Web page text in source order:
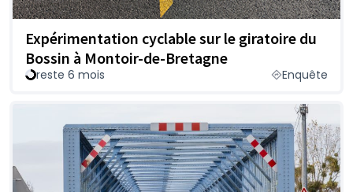
Expérimentation cyclable sur le giratoire du
Bossin à Montoir-de-Bretagne
reste 6 mois Enquête